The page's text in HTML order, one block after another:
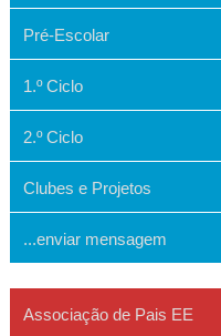
Pré-Escolar
1.º Ciclo
2.º Ciclo
Clubes e Projetos
...enviar mensagem
Associação de Pais EE